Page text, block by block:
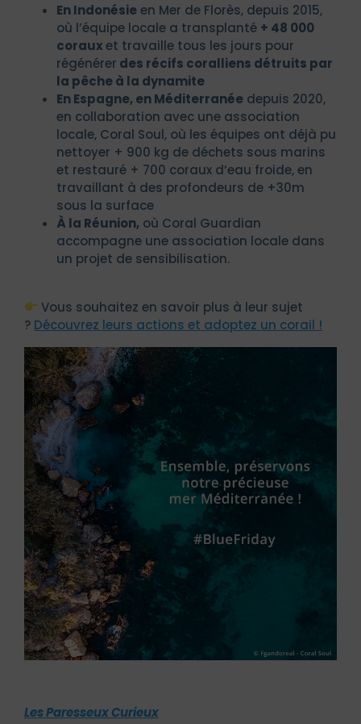
En Indonésieen Mer de Florès, depuis 2015,
où l’équipe locale a transplanté + 48 000
corauxet travaille tous les jours pour
régénérer des récifs coralliens détruits par
la pêche à la dynamite
En Espagne, en Méditerranée depuis 2020,
en collaboration avec une association
locale, Coral Soul, où les équipes ont déjà pu
nettoyer + 900 kg de déchets sous marins
et restauré + 700 coraux d’eau froide, en
travaillant à des profondeurs de +30m
sous la surface
À la Réunion, où Coral Guardian
accompagne une association locale dans
un projet de sensibilisation.
Vous souhaitez en savoir plus à leur sujet
? Découvrez leurs actions et adoptez un corail !
Les Paresseux Curieux